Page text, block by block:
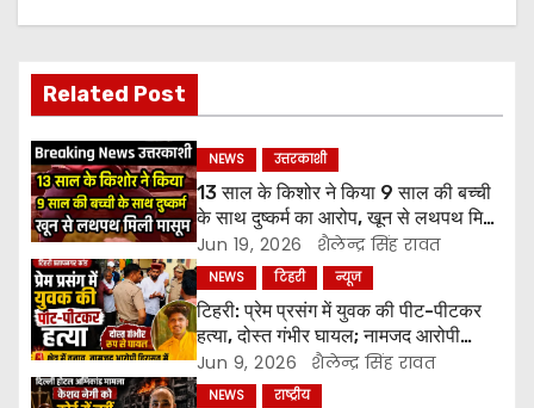
Related Post
NEWS उत्तरकाशी
13 साल के किशोर ने किया 9 साल की बच्ची
के साथ दुष्कर्म का आरोप, खून से लथपथ मिली
मासूम
Jun 19, 2026 शैलेन्द्र सिंह रावत
NEWS टिहरी न्यूज
टिहरी: प्रेम प्रसंग में युवक की पीट-पीटकर
हत्या, दोस्त गंभीर घायल; नामजद आरोपी
पुलिस हिरासत में
Jun 9, 2026 शैलेन्द्र सिंह रावत
NEWS राष्ट्रीय